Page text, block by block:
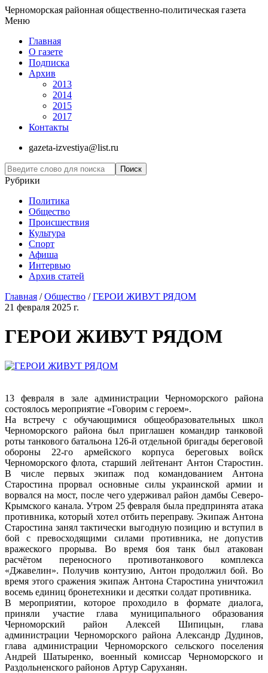
Черноморская районная общественно-политическая газета
Меню
Главная
О газете
Подписка
Архив
2013
2014
2015
2017
Контакты
gazeta-izvestiya@list.ru
Рубрики
Политика
Общество
Проиcшествия
Культура
Спорт
Афиша
Интервью
Архив статей
Главная /Общество /ГЕРОИ ЖИВУТ РЯДОМ
21 февраля 2025 г.
ГЕРОИ ЖИВУТ РЯДОМ
13 февраля в зале администрации Черноморского района
состоялось мероприятие «Говорим с героем».
На встречу с обучающимися общеобразовательных школ
Черноморского района был приглашен командир танковой
роты танкового батальона 126-й отдельной бригады береговой
обороны 22-го армейского корпуса береговых войск
Черноморского флота, старший лейтенант Антон Старостин.
В числе первых экипаж под командованием Антона
Старостина прорвал основные силы украинской армии и
ворвался на мост, после чего удерживал район дамбы Северо-
Крымского канала. Утром 25 февраля была предпринята атака
противника, который хотел отбить переправу. Экипаж Антона
Старостина занял тактически выгодную позицию и вступил в
бой с превосходящими силами противника, не допустив
вражеского прорыва. Во время боя танк был атакован
расчётом переносного противотанкового комплекса
«Джавелин». Получив контузию, Антон продолжил бой. Во
время этого сражения экипаж Антона Старостина уничтожил
восемь единиц бронетехники и десятки солдат противника.
В мероприятии, которое проходило в формате диалога,
приняли участие глава муниципального образования
Черноморский район Алексей Шипицын, глава
администрации Черноморского района Александр Дудинов,
глава администрации Черноморского сельского поселения
Андрей Шатыренко, военный комиссар Черноморского и
Раздольненского районов Артур Саруханян.